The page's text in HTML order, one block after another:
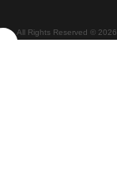
All Rights Reserved © 2026